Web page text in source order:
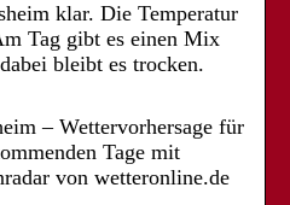
klar. Die Temperatur
Tag gibt es einen Mix
bleibt es trocken.
– Wettervorhersage für
Tage mit
von wetteronline.de